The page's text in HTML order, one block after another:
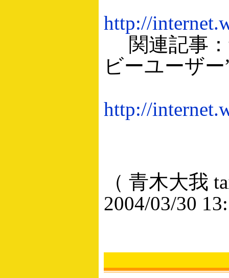
http://
関連記事：
ビーユーザ
http://
（ 青木大我
2004/03/30